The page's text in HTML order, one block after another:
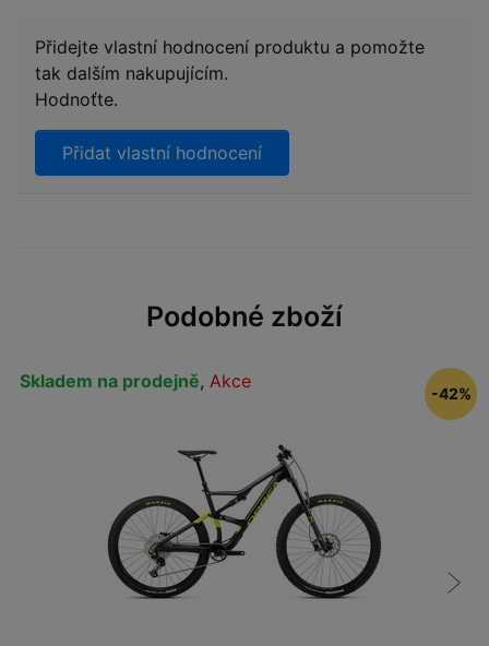
Přidejte vlastní hodnocení produktu a pomožte
tak dalším nakupujícím.
Hodnoťte.
Přidat vlastní hodnocení
Podobné zboží
Skladem na prodejně, Akce
-42%